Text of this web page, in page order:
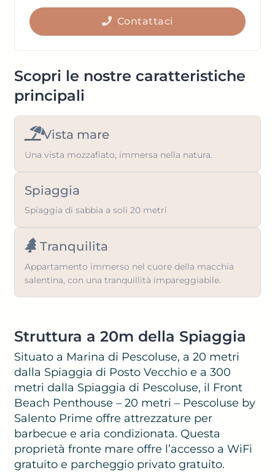
Scopri le nostre caratteristiche
principali
Vista mare
Una vista mozzafiato, immersa nella natura.
Spiaggia
Spiaggia di sabbia a soli 20 metri
Tranquilita
Appartamento immerso nel cuore della macchia
salentina, con una tranquillità impareggiabile.
Struttura a 20m della Spiaggia
Situato a Marina di Pescoluse, a 20 metri
dalla Spiaggia di Posto Vecchio e a 300
metri dalla Spiaggia di Pescoluse, il Front
Beach Penthouse – 20 metri – Pescoluse by
Salento Prime offre attrezzature per
barbecue e aria condizionata. Questa
proprietà fronte mare offre l’accesso a WiFi
gratuito e parcheggio privato gratuito.
get
keyboard
shortcuts
for
changing
dates.
to
get
the
keyboard
shortcuts
for
dates.
Contattaci